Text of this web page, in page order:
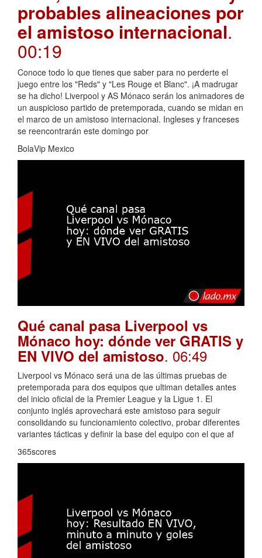
probables alineaciones por
el amistoso internacional.
00:19
Conoce todo lo que tienes que saber para no perderte el
juego entre los "Reds" y "Les Rouge et Blanc". ¡A madrugar
se ha dicho! Liverpool y AS Mónaco serán los animadores de
un auspicioso partido de pretemporada, cuando se midan en
el marco de un amistoso internacional. Ingleses y franceses
se reencontrarán este domingo por
BolaVip Mexico
Qué canal pasa Liverpool vs
Mónaco hoy: dónde ver GRATIS y
EN VIVO del amistoso. 06:49
Liverpool vs Mónaco será una de las últimas pruebas de
pretemporada para dos equipos que ultiman detalles antes
del inicio oficial de la Premier League y la Ligue 1. El
conjunto inglés aprovechará este amistoso para seguir
consolidando su funcionamiento colectivo, probar diferentes
variantes tácticas y definir la base del equipo con el que af
365scores